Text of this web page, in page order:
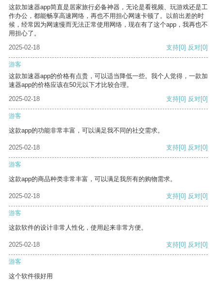
这款加速器app简直是居家旅行必备神器，无论是看视频、玩游戏还是工
作办公，都能畅享高速网络，再也不用担心网速卡顿了。以前出差的时
候，经常因为网速慢而无法正常使用网络，现在有了这个app，我再也不
用担心了。
2025-02-18
支持[0] 反对[0]
游客
这款加速器app的价格有点贵，可以适当降低一些。我个人觉得，一款加
速器app的价格应该在50元以下才比较合理。
2025-02-18
支持[0] 反对[0]
游客
这款app的功能非常丰富，可以满足我不同的社交需求。
2025-02-18 支持[0] 反对[0]
游客
这款app的商品种类非常丰富，可以满足我所有的购物需求。
2025-02-18 支持[0] 反对[0]
游客
这款软件的设计非常人性化，使用起来非常方便。
2025-02-18 支持[0] 反对[0]
游客
这个软件很好用